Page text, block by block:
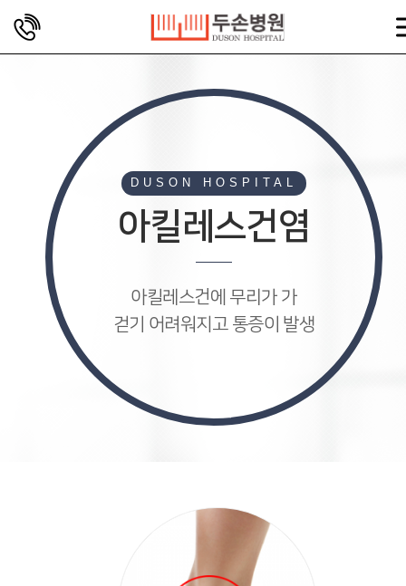
DUSON HOSPITAL
아킬레스건염
아킬레스건에 무리가 가
걷기 어려워지고 통증이 발생